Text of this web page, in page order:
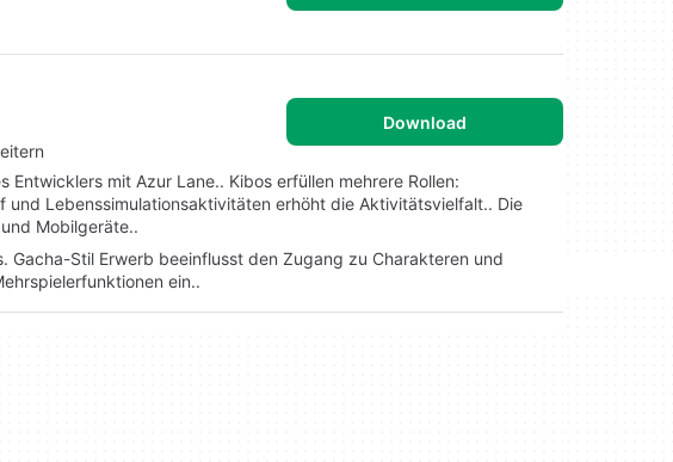
Download
mit Azur Lane.. Kibos erfüllen mehrere Rollen:
Lebenssimulationsaktivitäten erhöht die Aktivitätsvielfalt.. Die
Mobilgeräte..
Stil Erwerb beeinflusst den Zugang zu Charakteren und
ein..